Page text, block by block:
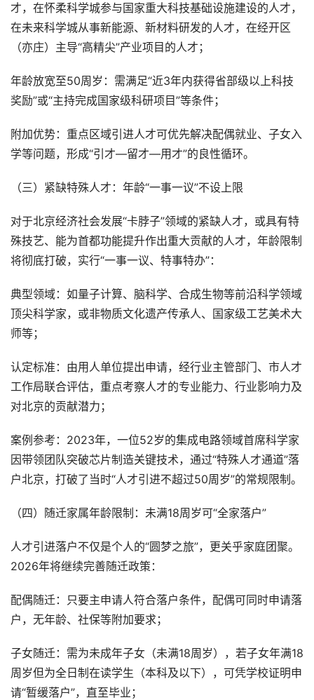
才，在怀柔科学城参与国家重大科技基础设施建设的人才，
在未来科学城从事新能源、新材料研发的人才，在经开区
（亦庄）主导“高精尖”产业项目的人才；
年龄放宽至50周岁：需满足“近3年内获得省部级以上科技
奖励”或“主持完成国家级科研项目”等条件；
附加优势：重点区域引进人才可优先解决配偶就业、子女入
学等问题，形成“引才—留才—用才”的良性循环。
（三）紧缺特殊人才：年龄“一事一议”不设上限
对于北京经济社会发展“卡脖子”领域的紧缺人才，或具有特
殊技艺、能为首都功能提升作出重大贡献的人才，年龄限制
将彻底打破，实行“一事一议、特事特办”：
典型领域：如量子计算、脑科学、合成生物等前沿科学领域
顶尖科学家，或非物质文化遗产传承人、国家级工艺美术大
师等；
认定标准：由用人单位提出申请，经行业主管部门、市人才
工作局联合评估，重点考察人才的专业能力、行业影响力及
对北京的贡献潜力；
案例参考：2023年，一位52岁的集成电路领域首席科学家
因带领团队突破芯片制造关键技术，通过“特殊人才通道”落
户北京，打破了当时“人才引进不超过50周岁”的常规限制。
（四）随迁家属年龄限制：未满18周岁可“全家落户”
人才引进落户不仅是个人的“圆梦之旅”，更关乎家庭团聚。
2026年将继续完善随迁政策：
配偶随迁：只要主申请人符合落户条件，配偶可同时申请落
户，无年龄、社保等附加要求；
子女随迁：需为未成年子女（未满18周岁），若子女年满18
周岁但为全日制在读学生（本科及以下），可凭学校证明申
请“暂缓落户”，直至毕业；